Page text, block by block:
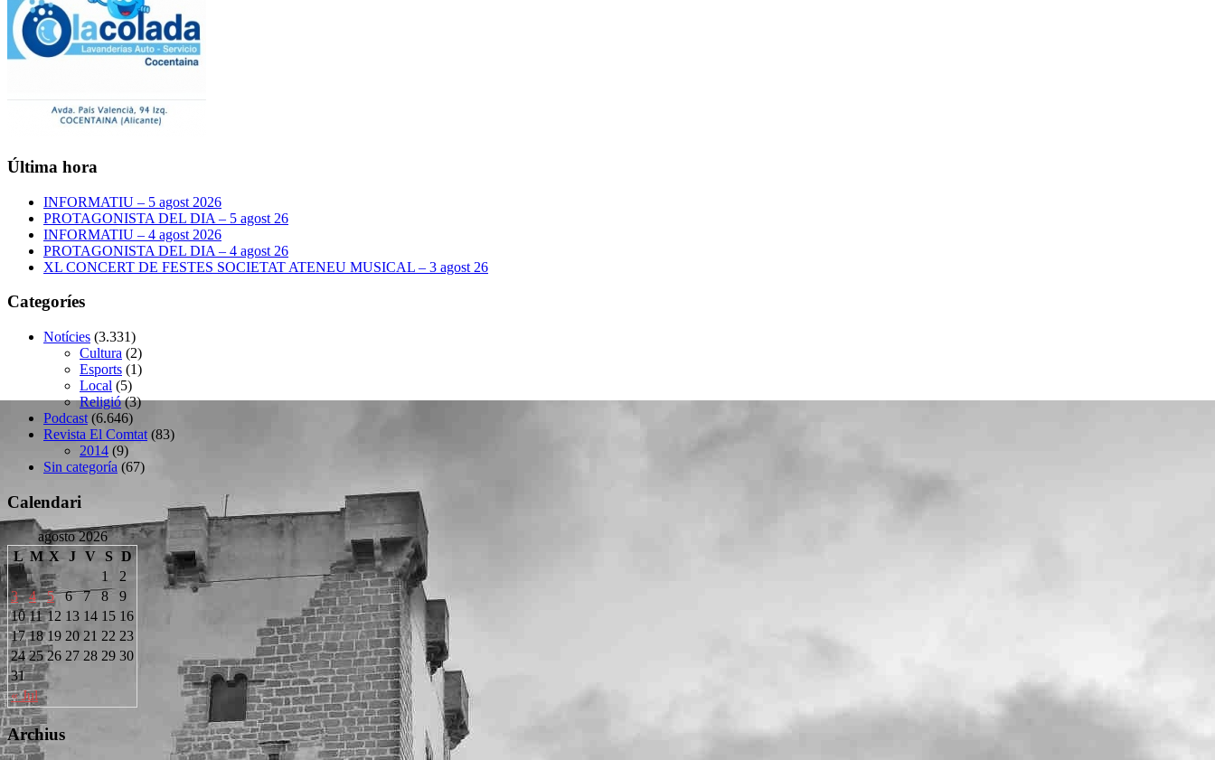
Última hora
INFORMATIU – 5 agost 2026
PROTAGONISTA DEL DIA – 5 agost 26
INFORMATIU – 4 agost 2026
PROTAGONISTA DEL DIA – 4 agost 26
XL CONCERT DE FESTES SOCIETAT ATENEU MUSICAL – 3 agost 26
Categoríes
Notícies (3.331)
Cultura (2)
Esports (1)
Local (5)
Religió(3)
Podcast (6.646)
Revista El Comtat (83)
2014 (9)
Sin categoría (67)
Calendari
agosto 2026
L M X J V S D
« Jul
1
2
3
4 5 6 7 8
9
10 11 12 13 14 15 16
17 18 19 20 21 22 23
24 25 26 27 28 29 30
31
Archius